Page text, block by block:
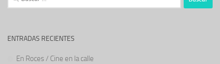
ENTRADAS RECIENTES
En Roces / Cine en la calle